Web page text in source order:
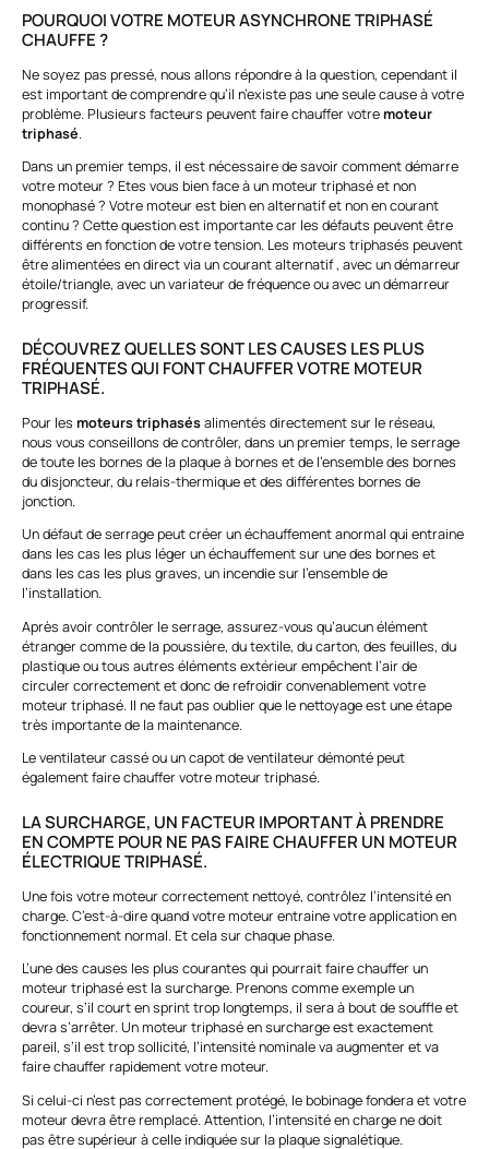
POURQUOI VOTRE MOTEUR ASYNCHRONE TRIPHASÉ
CHAUFFE ?
Ne soyez pas pressé, nous allons répondre à la question, cependant il
est important de comprendre qu’il n’existe pas une seule cause à votre
problème. Plusieurs facteurs peuvent faire chauffer votremoteur
triphasé.
Dans un premier temps, il est nécessaire de savoir comment démarre
votre moteur ? Etes vous bien face à un moteur triphasé et non
monophasé ? Votre moteur est bien en alternatif et non en courant
continu ? Cette question est importante car les défauts peuvent être
différents en fonction de votre tension. Les moteurs triphasés peuvent
être alimentées en direct via un courant alternatif , avec un démarreur
étoile/triangle, avec un variateur de fréquence ou avec un démarreur
progressif.
DÉCOUVREZ QUELLES SONT LES CAUSES LES PLUS
FRÉQUENTES QUI FONT CHAUFFER VOTRE MOTEUR
TRIPHASÉ.
Pour les moteurs triphasésalimentés directement sur le réseau,
nous vous conseillons de contrôler, dans un premier temps, le serrage
de toute les bornes de la plaque à bornes et de l’ensemble des bornes
du disjoncteur, du relais-thermique et des différentes bornes de
jonction.
Un défaut de serrage peut créer un échauffement anormal qui entraine
dans les cas les plus léger un échauffement sur une des bornes et
dans les cas les plus graves, un incendie sur l’ensemble de
l’installation.
Après avoir contrôler le serrage, assurez-vous qu’aucun élément
étranger comme de la poussière, du textile, du carton, des feuilles, du
plastique ou tous autres éléments extérieur empêchent l’air de
circuler correctement et donc de refroidir convenablement votre
moteur triphasé. Il ne faut pas oublier que le nettoyage est une étape
très importante de la maintenance.
Le ventilateur cassé ou un capot de ventilateur démonté peut
également faire chauffer votre moteur triphasé.
LA SURCHARGE, UN FACTEUR IMPORTANT À PRENDRE
EN COMPTE POUR NE PAS FAIRE CHAUFFER UN MOTEUR
ÉLECTRIQUE TRIPHASÉ.
Une fois votre moteur correctement nettoyé, contrôlez l’intensité en
charge. C’est-à-dire quand votre moteur entraine votre application en
fonctionnement normal. Et cela sur chaque phase.
L’une des causes les plus courantes qui pourrait faire chauffer un
moteur triphasé est la surcharge. Prenons comme exemple un
coureur, s’il court en sprint trop longtemps, il sera à bout de souffle et
devra s’arrêter. Un moteur triphasé en surcharge est exactement
pareil, s’il est trop sollicité, l’intensité nominale va augmenter et va
faire chauffer rapidement votre moteur.
Si celui-ci n’est pas correctement protégé, le bobinage fondera et votre
moteur devra être remplacé. Attention, l’intensité en charge ne doit
pas être supérieur à celle indiquée sur la plaque signalétique.